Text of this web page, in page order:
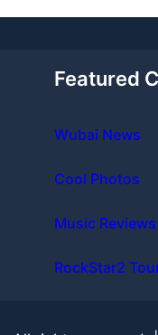
Featured
Wubai News
Cool Photos
Music Reviews
RockStar2